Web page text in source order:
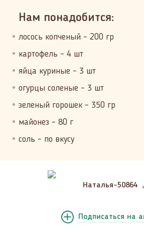
Нам понадобится:
лосось копченый – 200 гр
картофель – 4 шт
яйца куриные – 3 шт
огурцы соленые – 3 шт
зеленый горошек – 350 гр
майонез – 80 г
соль – по вкусу
Наталья-50864
Подписаться на